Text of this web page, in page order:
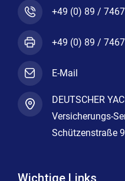
+49 (0) 89 /
+49 (0) 89 /
E-Mail
DEUTSCHER
Versicherungs-
Schützenstraße